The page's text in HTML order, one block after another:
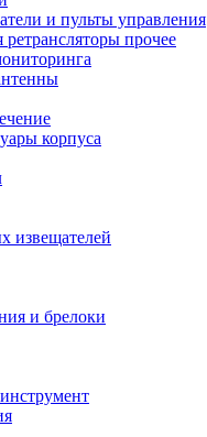
и пульты управления
прочее
корпуса
извещателей
и брелоки